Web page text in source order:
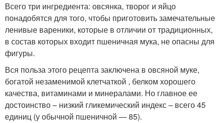
Всего три ингредиента: овсянка, творог и яйцо
понадобятся для того, чтобы приготовить замечательные
ленивые вареники, которые в отличии от традиционных,
в состав которых входит пшеничная мука, не опасны для
фигуры.
Вся польза этого рецепта заключена в овсяной муке,
богатой незаменимой клетчаткой , белком хорошего
качества, витаминами и минералами. Но главное ее
достоинство – низкий гликемический индекс – всего 45
единиц (у обычной пшеничной — 85).